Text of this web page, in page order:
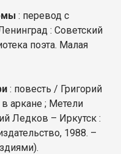
: перевод с
: Советский
поэта. Малая
: повесть / Григорий
аркане ; Метели
Ледков – Иркутск :
1988. –